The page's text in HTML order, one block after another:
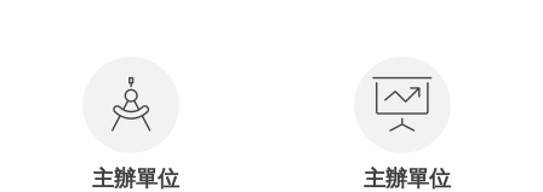
主辦單位 主辦單位